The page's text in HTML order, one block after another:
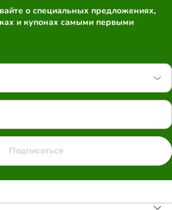
о специальных предложениях,
и купонах самыми первыми
Подписаться